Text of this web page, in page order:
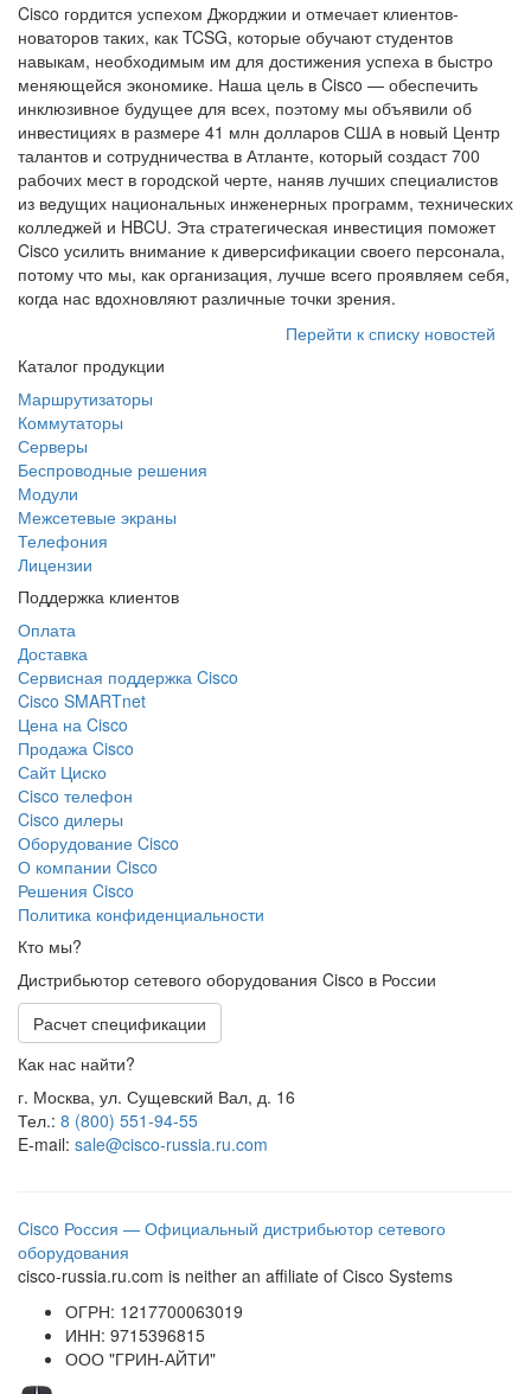
Cisco гордится успехом Джорджии и отмечает клиентов-
новаторов таких, как TCSG, которые обучают студентов
навыкам, необходимым им для достижения успеха в быстро
меняющейся экономике. Наша цель в Cisco — обеспечить
инклюзивное будущее для всех, поэтому мы объявили об
инвестициях в размере 41 млн долларов США в новый Центр
талантов и сотрудничества в Атланте, который создаст 700
рабочих мест в городской черте, наняв лучших специалистов
из ведущих национальных инженерных программ, технических
колледжей и HBCU. Эта стратегическая инвестиция поможет
Cisco усилить внимание к диверсификации своего персонала,
потому что мы, как организация, лучше всего проявляем себя,
когда нас вдохновляют различные точки зрения.
Перейти к списку новостей
Каталог продукции
Маршрутизаторы
Коммутаторы
Серверы
Беспроводные решения
Модули
Межсетевые экраны
Телефония
Лицензии
Поддержка клиентов
Оплата
Доставка
Сервисная поддержка Cisco
Cisco SMARTnet
Цена на Cisco
Продажа Cisco
Сайт Циско
Сisco телефон
Cisco дилеры
Оборудование Cisco
О компании Cisco
Решения Cisco
Политика конфиденциальности
Кто мы?
Дистрибьютор сетевого оборудования Cisco в России
Расчет спецификации
Как нас найти?
г. Москва, ул. Сущевский Вал, д. 16
Тел.: 8 (800) 551-94-55
E-mail: sale@cisco-russia.ru.com
Cisco Россия — Официальный дистрибьютор сетевого
оборудования
cisco-russia.ru.com is neither an affiliate of Cisco Systems
ОГРН: 1217700063019
ИНН: 9715396815
ООО "ГРИН-АЙТИ"